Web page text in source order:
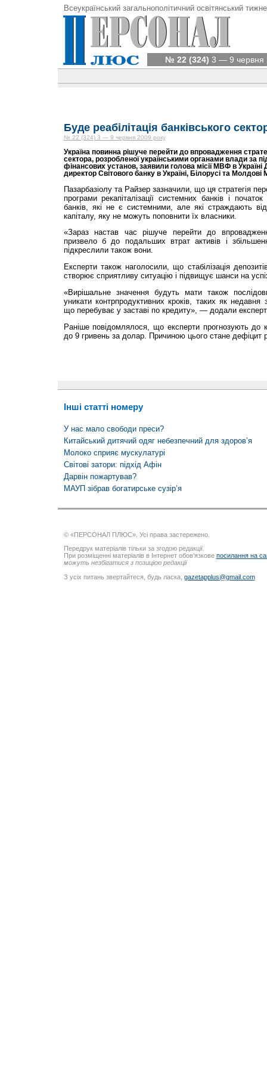
Всеукраїнський загальнополітичний освітянський
№ 22 (324) 3 — 9 червня
Буде реабілітація банківського
№ 22 (324) 3 — 9 червня 2009 року
Україна повинна рішуче перейти до впровадження
сектора, розробленої українськими органами влади за
фінансових установ, заявили голова місії МВФ в
директор Світового банку в Україні, Білорусі та Молдові
Пазарбазіолу та Райзер зазначили, що ця стратегія
програми рекапіталізації системних банків і початок
банків, які не є системними, але які страждають від
капіталу, яку не можуть поповнити їх власники.
«Зараз настав час рішуче перейти до
призвело б до подальших втрат активів і
підкреслили також вони.
Експерти також наголосили, що стабілізація
створює сприятливу ситуацію і підвищує шанси на
«Вирішальне значення будуть мати також
уникати контрпродуктивних кроків, таких як недавня
що перебуває у заставі по кредиту», — додали
Раніше повідомлялося, що експерти прогнозують до
до 9 гривень за долар. Причиною цього стане дефіцит
Інші статті номеру
У нас мало свободи преси?
Китайський дитячий одяг небезпечний для здоров’я
Молоко сприяє мускулатурі
Світові затори: підхід Афін
Дарвін пожартував?
МАУП зібрав богатирське сузір’я
© «ПЕРСОНАЛ ПЛЮС». Усі права застережено.
Передрук матеріалів тільки за згодою редакції.
При розміщенні матеріалів в Інтернет обов’язкове посилання на
можуть незбігатися з позицією редакції
З усіх питань звертайтеся, будь ласка, gazetapplus@gmail.com